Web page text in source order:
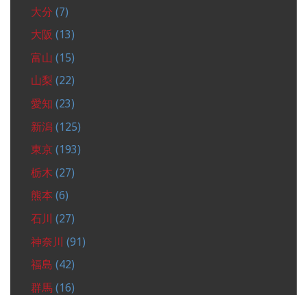
大分 (7)
大阪 (13)
富山 (15)
山梨 (22)
愛知 (23)
新潟 (125)
東京 (193)
栃木 (27)
熊本 (6)
石川 (27)
神奈川 (91)
福島 (42)
群馬 (16)